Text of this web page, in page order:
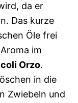
da er
Das kurze
Öle frei
im
Orzo.
in die
Zwiebeln und